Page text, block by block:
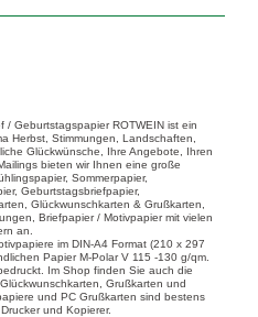
/ Geburtstagspapier ROTWEIN ist ein
Herbst, Stimmungen, Landschaften,
Glückwünsche, Ihre Angebote, Ihren
bieten wir Ihnen eine große
Sommerpapier,
Geburtstagsbriefpapier,
Glückwunschkarten & Grußkarten,
Briefpapier / Motivpapier mit vielen
an.
im DIN-A4 Format (210 x 297
Papier M-Polar V 115 -130 g/qm.
Im Shop finden Sie auch die
Grußkarten und
und PC Grußkarten sind bestens
und Kopierer.